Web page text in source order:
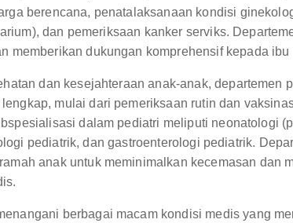
berencana, penatalaksanaan kondisi
dan pemeriksaan kanker serviks.
memberikan dukungan komprehensif kepada ibu
dan kesejahteraan anak-anak, departemen
mulai dari pemeriksaan rutin dan
dalam pediatri meliputi neonatologi
pediatrik, dan gastroenterologi pediatrik.
anak untuk meminimalkan kecemasan dan
berbagai macam kondisi medis yang